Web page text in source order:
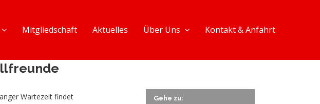
Mitgliedschaft Aktuelles Über Uns Kontakt & Anfahrt
Wartezeit findet
Gehe zu: